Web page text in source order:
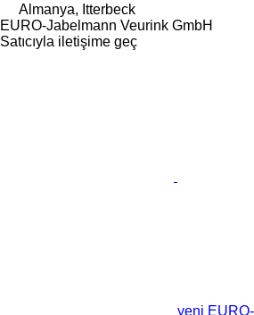
Almanya, Itterbeck
EURO-Jabelmann Veurink GmbH
Satıcıyla iletişime geç
yeni